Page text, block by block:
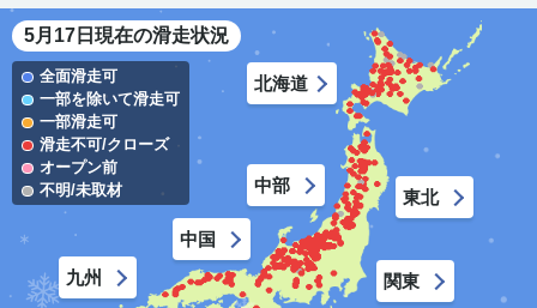
5月17日現在の滑走状況
全面滑走可
一部を除いて滑走可
一部滑走可
滑走不可/クローズ
オープン前
不明/未取材
北海道
東北
関東
中部
中国
九州